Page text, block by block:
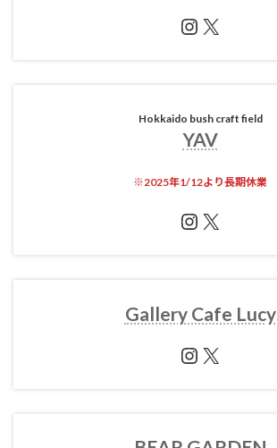
Instagram
X
Hokkaido bush craft field
YAV
※2025年1/12より長期休業
Instagram
X
Gallery Cafe Lucy
Instagram
X